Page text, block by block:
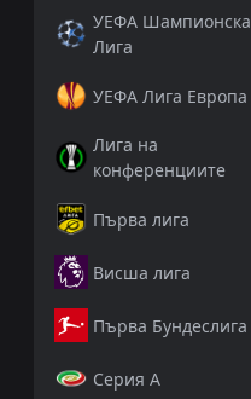
УЕФА Шампионска
Лига
УЕФА Лига Европа
Лига на
конференциите
Първа лига
Висша лига
Първа Бундеслига
Серия А